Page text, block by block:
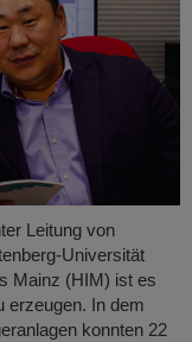
Leitung von
Universität
Mainz (HIM) ist es
erzeugen. In dem
konnten 22